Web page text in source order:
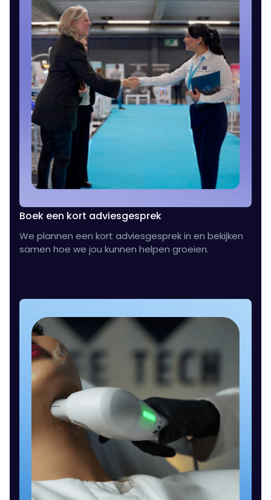
Boek een kort adviesgesprek
We plannen een kort adviesgesprek in en bekijken
samen hoe we jou kunnen helpen groeien.